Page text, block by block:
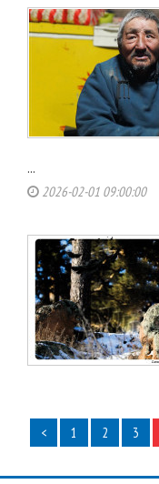
...
2026-02-01 09:00:00
< 1 2 3